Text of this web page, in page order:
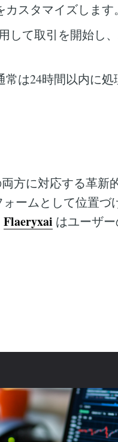
スタマイズします。
して取引を開始し
は24時間以内に処
方に対応する革新
ームとして位置づ
Flaeryxai はユーザ